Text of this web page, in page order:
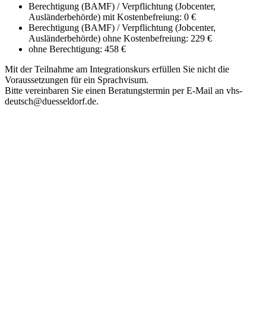
Berechtigung (BAMF) / Verpflichtung (Jobcenter,
Ausländerbehörde) mit Kostenbefreiung: 0 €
Berechtigung (BAMF) / Verpflichtung (Jobcenter,
Ausländerbehörde) ohne Kostenbefreiung: 229 €
ohne Berechtigung: 458 €
Mit der Teilnahme am Integrationskurs erfüllen Sie nicht die
Voraussetzungen für ein Sprachvisum.
Bitte vereinbaren Sie einen Beratungstermin per E-Mail an vhs-
deutsch@duesseldorf.de.